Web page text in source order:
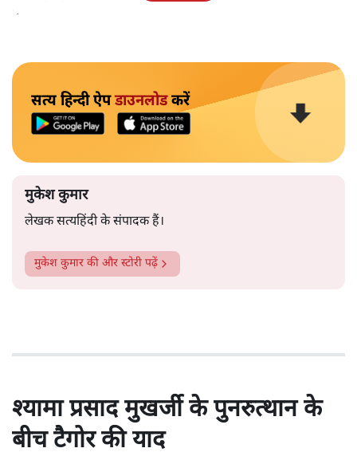
एक बड़े मोहभंग का सामना करना पड़ेगा।
सत्य हिन्दी ऐपडाउनलोडकरें
मुकेश कुमार
लेखक सत्यहिंदी के संपादक हैं।
मुकेश कुमार की और स्टोरी पढ़ें
श्यामा प्रसाद मुखर्जी के पुनरुत्थान के
बीच टैगोर की याद